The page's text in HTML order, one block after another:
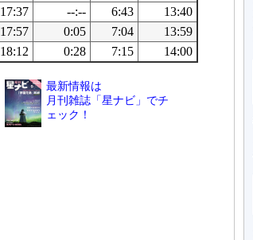
17:37 --:-- 6:43
13:40
17:57 0:05 7:04
13:59
18:12 0:28 7:15 14:00
最新情報は
月刊雑誌「星ナビ」でチ
ェック！